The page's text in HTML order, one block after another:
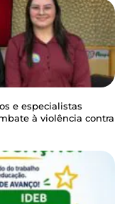
e especialistas
à violência contra